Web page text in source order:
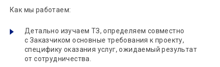
Как мы работаем:
Детально изучаем ТЗ, определяем совместно
с Заказчиком основные требования к проекту,
специфику оказания услуг, ожидаемый результат
от сотрудничества.